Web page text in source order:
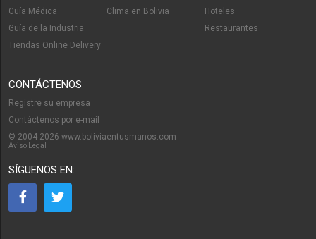
Guía Médica
Guía de la Industria
Tiendas Online Delivery
Clima en Bolivia
Hoteles
Restaurantes
CONTÁCTENOS
Registre su empresa
Contáctenos por e-mail
© 2004-2026 www.boliviaentusmanos.com
Aviso Legal
SÍGUENOS EN: